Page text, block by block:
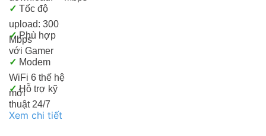
✓ Tốc độ
upload: 300
Mbps
✓Phù hợp
với Gamer
✓ Modem
WiFi 6 thế hệ
mới
✓Hỗ trợ kỹ
thuật 24/7
Xem chi tiết